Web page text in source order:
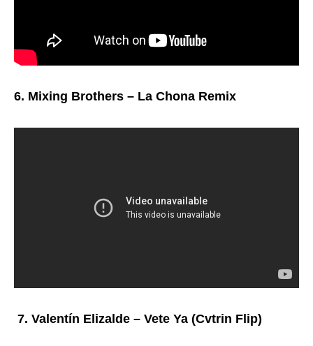
6. Mixing Brothers – La Chona Remix
7. Valentín Elizalde – Vete Ya (Cvtrin Flip)